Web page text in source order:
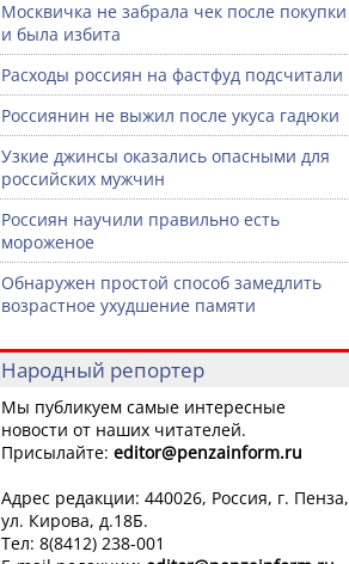
Москвичка не забрала чек после покупки
и была избита
Расходы россиян на фастфуд подсчитали
Россиянин не выжил после укуса гадюки
Узкие джинсы оказались опасными для
российских мужчин
Россиян научили правильно есть
мороженое
Обнаружен простой способ замедлить
возрастное ухудшение памяти
Народный репортер
Мы публикуем самые интересные
новости от наших читателей.
Присылайте: editor@penzainform.ru
Адрес редакции: 440026, Россия, г. Пенза,
ул. Кирова, д.18Б.
Тел: 8(8412) 238-001